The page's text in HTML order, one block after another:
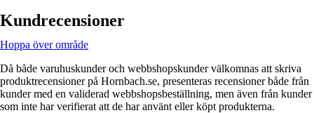
Kundrecensioner
Hoppa över område
Då både varuhuskunder och webbshopskunder välkomnas att skriva
produktrecensioner på Hornbach.se, presenteras recensioner både från
kunder med en validerad webbshopsbeställning, men även från kunder
som inte har verifierat att de har använt eller köpt produkterna.